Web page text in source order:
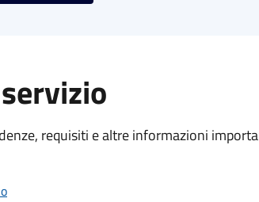
requisiti e altre informazioni